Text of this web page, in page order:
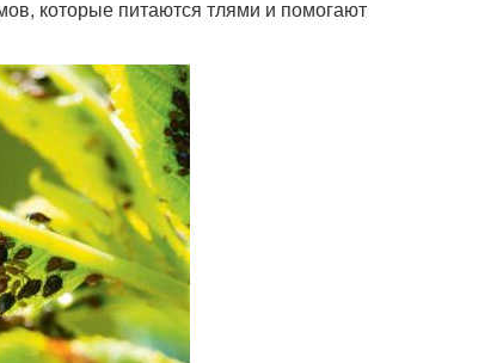
которые питаются тлями и помогают